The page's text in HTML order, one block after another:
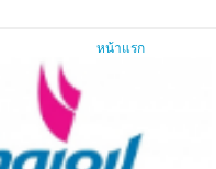
หน้าแรก